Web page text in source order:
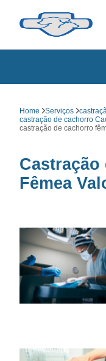
Home Serviços
castração de cachorro
castração de cachorro
Fêmea